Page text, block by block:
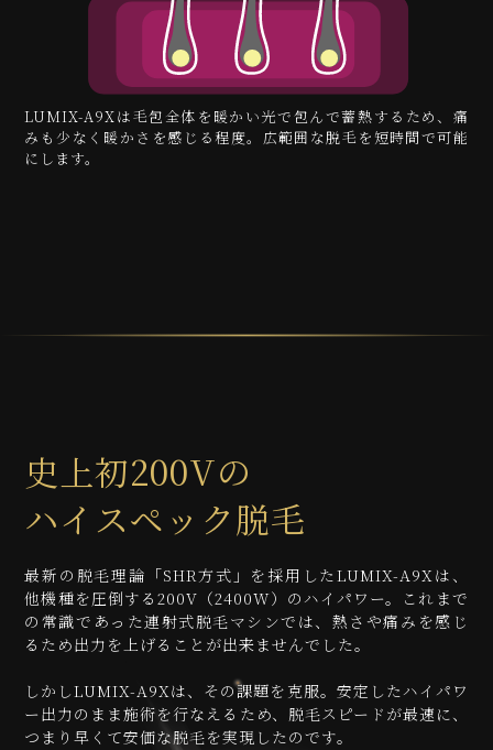
LUMIX-A9Xは毛包全体を暖かい光で包んで蓄熱するため、痛
みも少なく暖かさを感じる程度。広範囲な脱毛を短時間で可能
にします。
史上初200Vの
ハイスペック脱毛
最新の脱毛理論「SHR方式」を採用したLUMIX-A9Xは、
他機種を圧倒する200V（2400W）のハイパワー。これまで
の常識であった連射式脱毛マシンでは、熱さや痛みを感じ
るため出力を上げることが出来ませんでした。
しかしLUMIX-A9Xは、その課題を克服。安定したハイパワ
ー出力のまま施術を行なえるため、脱毛スピードが最速に、
つまり早くて安価な脱毛を実現したのです。